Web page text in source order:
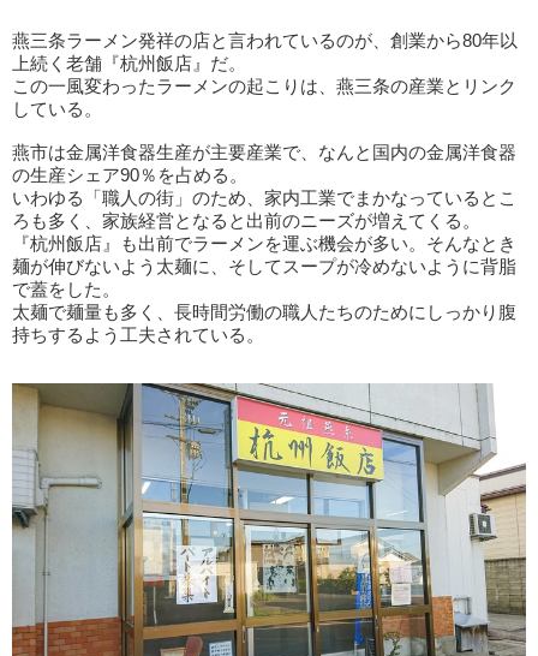
燕三条ラーメン発祥の店と言われているのが、創業から80年以
上続く老舗『杭州飯店』だ。
この一風変わったラーメンの起こりは、燕三条の産業とリンク
している。
燕市は金属洋食器生産が主要産業で、なんと国内の金属洋食器
の生産シェア90％を占める。
いわゆる「職人の街」のため、家内工業でまかなっているとこ
ろも多く、家族経営となると出前のニーズが増えてくる。
『杭州飯店』も出前でラーメンを運ぶ機会が多い。そんなとき
麺が伸びないよう太麺に、そしてスープが冷めないように背脂
で蓋をした。
太麺で麺量も多く、長時間労働の職人たちのためにしっかり腹
持ちするよう工夫されている。